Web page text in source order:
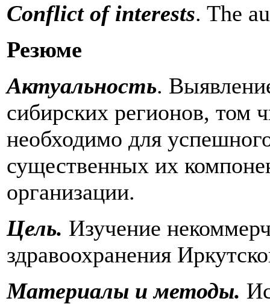
Conflict of interests. The
Резюме
Актуальность.
сибирских регионов, том
необходимо для
существенных их
организации.
Цель. Изучение
здравоохранения
Материалы и методы.